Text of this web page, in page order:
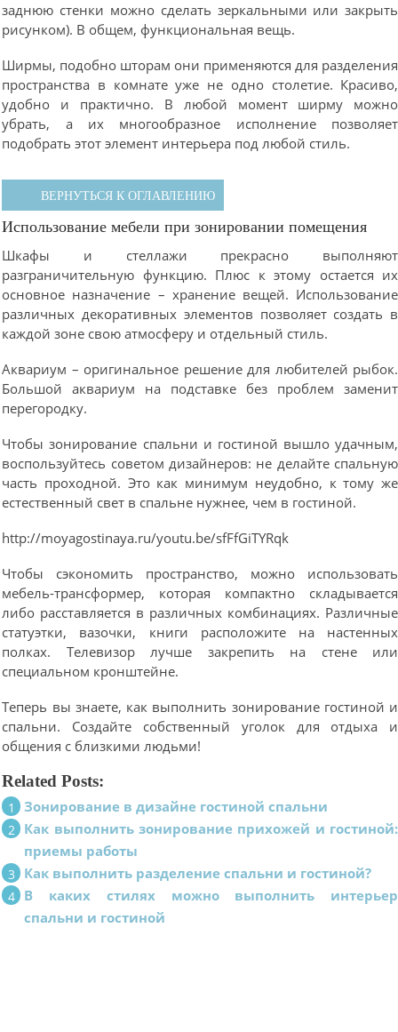
заднюю стенки можно сделать зеркальными или закрыть
рисунком). В общем, функциональная вещь.
Ширмы, подобно шторам они применяются для разделения
пространства в комнате уже не одно столетие. Красиво,
удобно и практично. В любой момент ширму можно
убрать, а их многообразное исполнение позволяет
подобрать этот элемент интерьера под любой стиль.
ВЕРНУТЬСЯ К ОГЛАВЛЕНИЮ
Использование мебели при зонировании помещения
Шкафы и стеллажи прекрасно выполняют
разграничительную функцию. Плюс к этому остается их
основное назначение – хранение вещей. Использование
различных декоративных элементов позволяет создать в
каждой зоне свою атмосферу и отдельный стиль.
Аквариум – оригинальное решение для любителей рыбок.
Большой аквариум на подставке без проблем заменит
перегородку.
Чтобы зонирование спальни и гостиной вышло удачным,
воспользуйтесь советом дизайнеров: не делайте спальную
часть проходной. Это как минимум неудобно, к тому же
естественный свет в спальне нужнее, чем в гостиной.
http://moyagostinaya.ru/youtu.be/sfFfGiTYRqk
Чтобы сэкономить пространство, можно использовать
мебель-трансформер, которая компактно складывается
либо расставляется в различных комбинациях. Различные
статуэтки, вазочки, книги расположите на настенных
полках. Телевизор лучше закрепить на стене или
специальном кронштейне.
Теперь вы знаете, как выполнить зонирование гостиной и
спальни. Создайте собственный уголок для отдыха и
общения с близкими людьми!
Related Posts:
Зонирование в дизайне гостиной спальни
Как выполнить зонирование прихожей и гостиной:
приемы работы
Как выполнить разделение спальни и гостиной?
В каких стилях можно выполнить интерьер
спальни и гостиной